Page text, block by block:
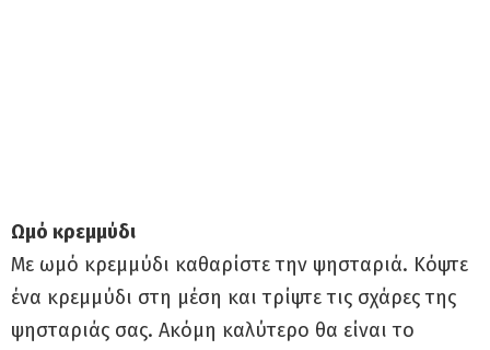
Ωμό κρεμμύδι
Με ωμό κρεμμύδι καθαρίστε την ψησταριά. Κόψτε
ένα κρεμμύδι στη μέση και τρίψτε τις σχάρες της
ψησταριάς σας. Ακόμη καλύτερο θα είναι το